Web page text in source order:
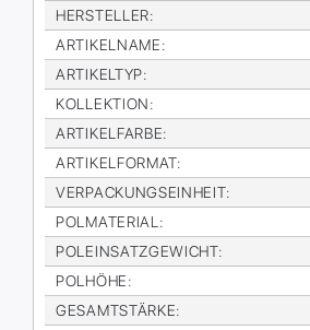
HER­STEL­LER:
AR­TI­KEL­NA­ME:
AR­TI­KEL­TYP:
KOL­LEK­TI­ON:
AR­TI­KEL­FAR­BE:
AR­TI­KEL­FOR­MAT:
VER­PA­CKUNGS­EIN­HEIT:
POL­MA­TE­RI­AL:
POL­EIN­SATZ­GE­WICHT:
POL­HÖ­HE:
GE­SAMT­STÄR­KE: